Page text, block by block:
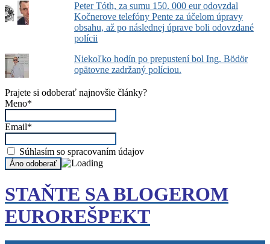
Peter Tóth, za sumu 150. 000 eur odovzdal
Kočnerove telefóny Pente za účelom úpravy
obsahu, až po následnej úprave boli odovzdané
polícii
Niekoľko hodín po prepustení bol Ing. Bödör
opätovne zadržaný políciou.
Prajete si odoberať najnovšie články?
Meno*
Email*
Súhlasím so spracovaním údajov
STAŇTE SA BLOGEROM
EUROREŠPEKT